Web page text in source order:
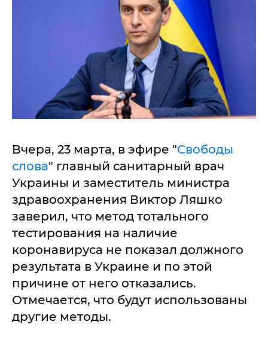
Вчера, 23 марта, в эфире "Свободы
слова" главный санитарный врач
Украины и заместитель министра
здравоохранения Виктор Ляшко
заверил, что метод тотального
тестирования на наличие
коронавируса не показал должного
результата в Украине и по этой
причине от него отказались.
Отмечается, что будут использованы
другие методы.